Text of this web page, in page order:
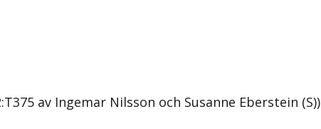
av Ingemar Nilsson och Susanne Eberstein (S))